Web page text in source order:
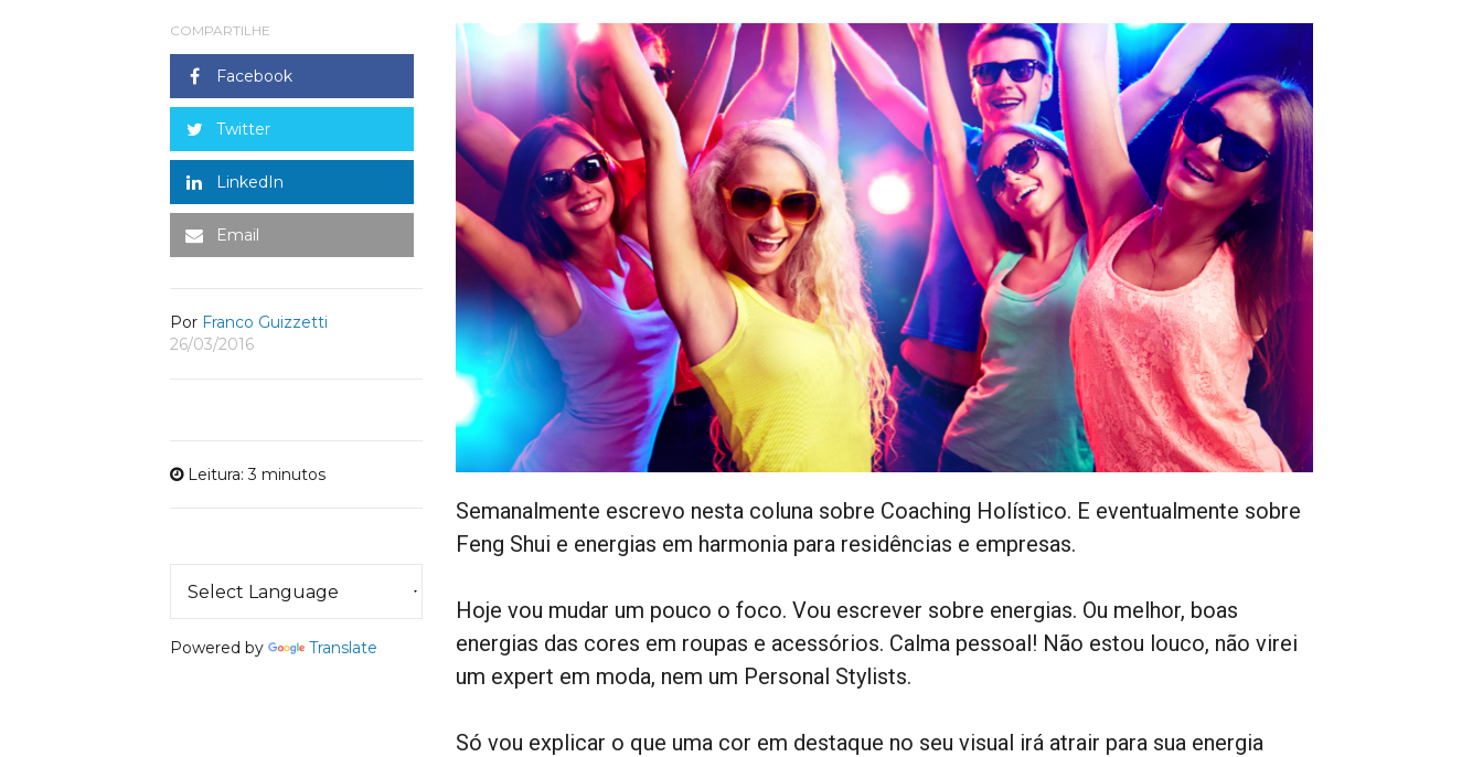
COMPARTILHE
Facebook
Twitter
LinkedIn
Email
Por Franco Guizzetti
26/03/2016
Leitura: 3 minutos
Powered by Translate
Semanalmente escrevo nesta coluna sobre Coaching Holístico. E eventualmente sobre
Feng Shui e energias em harmonia para residências e empresas.
Hoje vou mudar um pouco o foco. Vou escrever sobre energias. Ou melhor, boas
energias das cores em roupas e acessórios. Calma pessoal! Não estou louco, não virei
um expert em moda, nem um Personal Stylists.
Só vou explicar o que uma cor em destaque no seu visual irá atrair para sua energia